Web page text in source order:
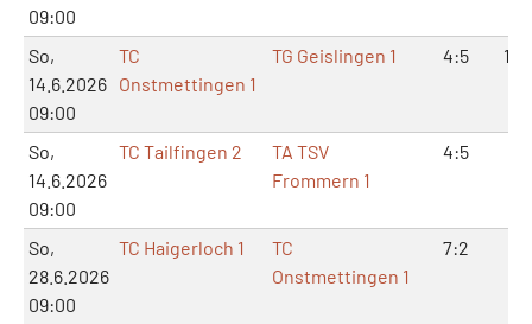
09:00
So,
14.6.2026
09:00
TC
Onstmettingen 1
TG Geislingen 1 4:5
So,
14.6.2026
09:00
TC Tailfingen 2
TA TSV
Frommern 1
4:5
So,
28.6.2026
09:00
TC Haigerloch 1
TC
Onstmettingen 1
7:2